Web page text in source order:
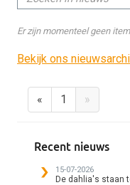
Er zijn momenteel geen
Bekijk ons
« 1 »
Recent nieuws
15-07-2026
De dahlia's staan